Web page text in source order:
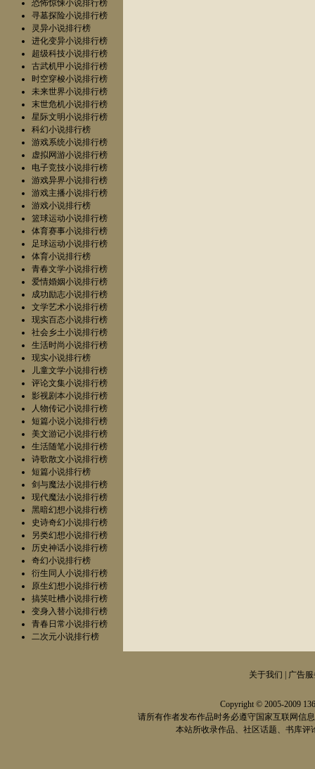
恐怖惊悚小说排行榜
寻墓探险小说排行榜
灵异小说排行榜
进化变异小说排行榜
超级科技小说排行榜
古武机甲小说排行榜
时空穿梭小说排行榜
未来世界小说排行榜
末世危机小说排行榜
星际文明小说排行榜
科幻小说排行榜
游戏系统小说排行榜
虚拟网游小说排行榜
电子竞技小说排行榜
游戏异界小说排行榜
游戏主播小说排行榜
游戏小说排行榜
篮球运动小说排行榜
体育赛事小说排行榜
足球运动小说排行榜
体育小说排行榜
青春文学小说排行榜
爱情婚姻小说排行榜
成功励志小说排行榜
文学艺术小说排行榜
现实百态小说排行榜
社会乡土小说排行榜
生活时尚小说排行榜
现实小说排行榜
儿童文学小说排行榜
评论文集小说排行榜
影视剧本小说排行榜
人物传记小说排行榜
短篇小说小说排行榜
美文游记小说排行榜
生活随笔小说排行榜
诗歌散文小说排行榜
短篇小说排行榜
剑与魔法小说排行榜
现代魔法小说排行榜
黑暗幻想小说排行榜
史诗奇幻小说排行榜
另类幻想小说排行榜
历史神话小说排行榜
奇幻小说排行榜
衍生同人小说排行榜
原生幻想小说排行榜
搞笑吐槽小说排行榜
变身入替小说排行榜
青春日常小说排行榜
二次元小说排行榜
关于我们 | 广告
Copyright © 2005-2009
请所有作者发布作品时务必遵守国家互联网信
本站所收录作品、社区话题、书库